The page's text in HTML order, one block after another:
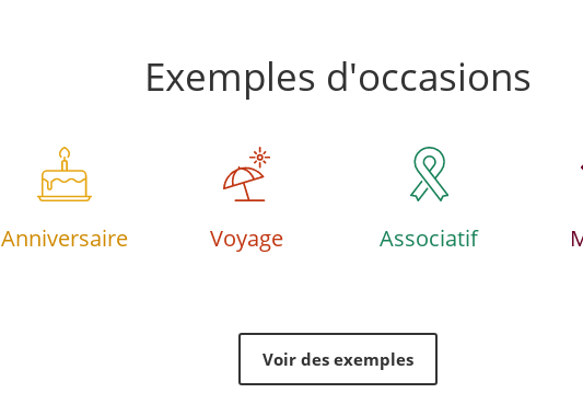
Exemples d'occasions
Anniversaire Voyage Associatif
Voir des exemples